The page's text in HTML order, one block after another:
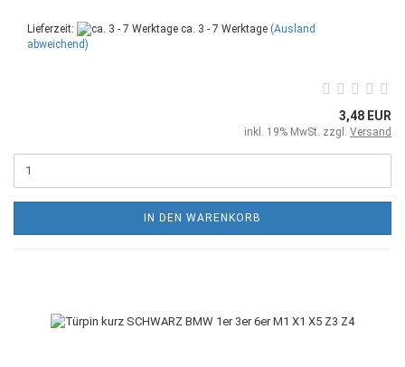
Lieferzeit: ca. 3 - 7 Werktage (Ausland
abweichend)
3,48 EUR
inkl. 19% MwSt. zzgl. Versand
IN DEN WARENKORB